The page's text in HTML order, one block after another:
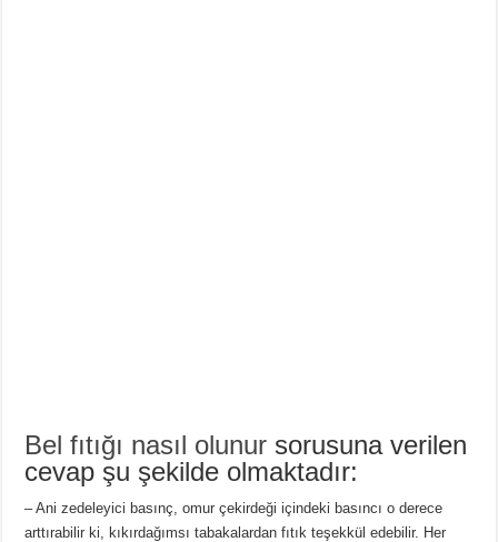
Bel fıtığı nasıl olunur sorusuna verilen
cevap şu şekilde olmaktadır:
– Ani zedeleyici basınç, omur çekirdeği içindeki basıncı o derece
arttırabilir ki, kıkırdağımsı tabakalardan fıtık teşekkül edebilir. Her